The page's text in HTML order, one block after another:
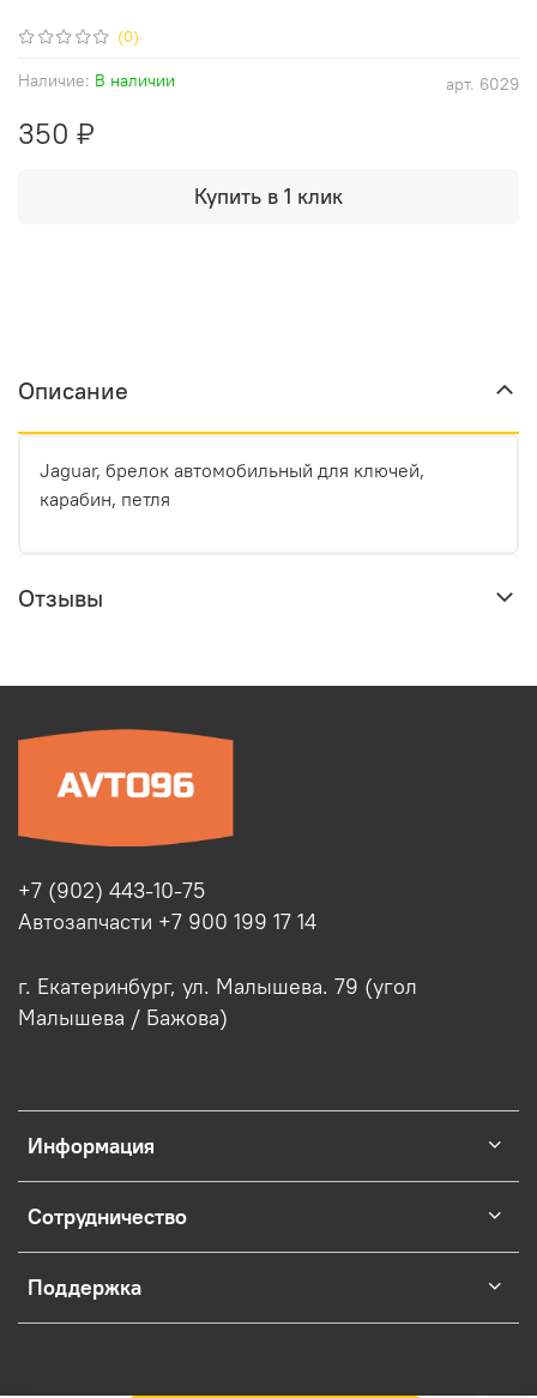
(0)
арт. 6029
Наличие: В наличии
350 ₽
Купить в 1 клик
Описание
Jaguar, брелок автомобильный для ключей,
карабин, петля
Отзывы
Информация
Сотрудничество
Поддержка
+7 (902) 443-10-75
Автозапчасти +7 900 199 17 14
г. Екатеринбург, ул. Малышева. 79 (угол
Малышева / Бажова)